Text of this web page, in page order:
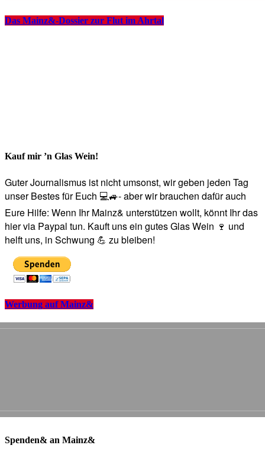
Das Mainz&-Dossier zur Flut im Ahrtal
Kauf mir ’n Glas Wein!
Guter Journalismus ist nicht umsonst, wir geben jeden Tag
unser Bestes für Euch 💻🚙- aber wir brauchen dafür auch
Eure Hilfe: Wenn Ihr Mainz& unterstützen wollt, könnt Ihr das
hier via Paypal tun. Kauft uns ein gutes Glas Wein 🍷 und
helft uns, in Schwung 💪 zu bleiben!
Werbung auf Mainz&
Spenden& an Mainz&